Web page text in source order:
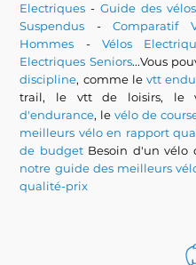
Electriques -Guide des
Suspendus -Comparatif
Hommes - Vélos
Electriques Seniors...Vous
discipline, comme le vtt
trail, le vtt de loisirs, le
d'endurance, levélo de
meilleurs vélo en rapport
de budgetBesoin d'un vélo
notre guide des meilleurs
qualité-prix